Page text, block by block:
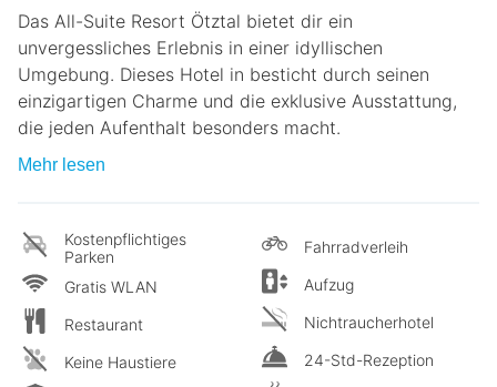
Das All-Suite Resort Ötztal bietet dir ein
unvergessliches Erlebnis in einer idyllischen
Umgebung. Dieses Hotel in besticht durch seinen
einzigartigen Charme und die exklusive Ausstattung,
die jeden Aufenthalt besonders macht.
Mehr lesen
Kostenpflichtiges
Parken
Gratis WLAN
Restaurant
Keine Haustiere
Fahrradverleih
Aufzug
Nichtraucherhotel
24-Std-Rezeption